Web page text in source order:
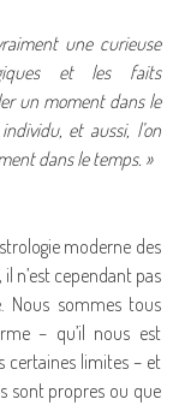
une curieuse
et les faits
un moment dans le
et aussi, l’on
dans le temps. »
moderne des
n’est cependant pas
Nous sommes tous
– qu’il nous est
certaines limites – et
sont propres ou que